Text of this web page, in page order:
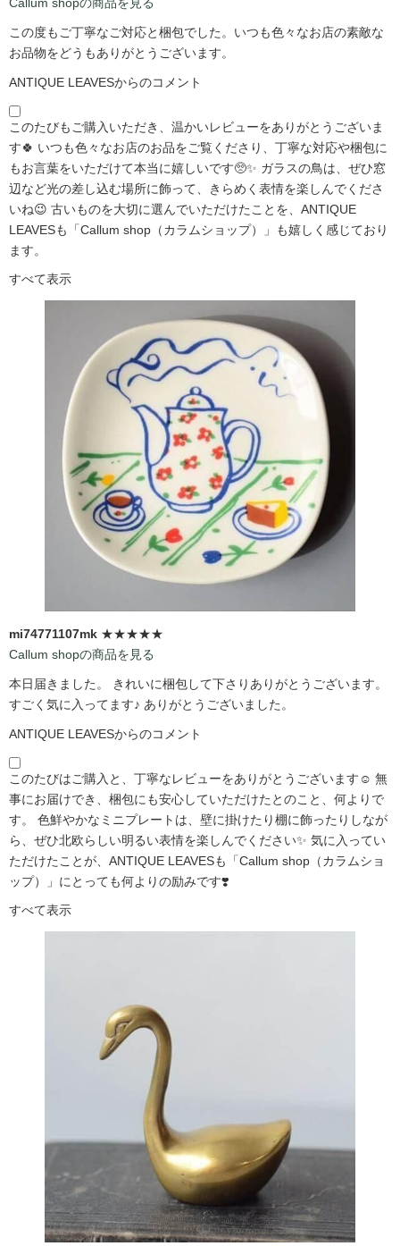
この度もご丁寧なご対応と梱包でした。いつも色々なお店の素敵な
お品物をどうもありがとうございます。
ANTIQUE LEAVESからのコメント
このたびもご購入いただき、温かいレビューをありがとうございま
す🍀 いつも色々なお店のお品をご覧くださり、丁寧な対応や梱包に
もお言葉をいただけて本当に嬉しいです🥺✨ ガラスの鳥は、ぜひ窓
辺など光の差し込む場所に飾って、きらめく表情を楽しんでくださ
いね😉 古いものを大切に選んでいただけたことを、ANTIQUE
LEAVESも「Callum shop（カラムショップ）」も嬉しく感じており
ます。
すべて表示
mi74771107mk ★★★★★
Callum shopの商品を見る
本日届きました。 きれいに梱包して下さりありがとうございます。
すごく気に入ってます♪ ありがとうございました。
ANTIQUE LEAVESからのコメント
このたびはご購入と、丁寧なレビューをありがとうございます☺️ 無
事にお届けでき、梱包にも安心していただけたとのこと、何よりで
す。 色鮮やかなミニプレートは、壁に掛けたり棚に飾ったりしなが
ら、ぜひ北欧らしい明るい表情を楽しんでください✨ 気に入ってい
ただけたことが、ANTIQUE LEAVESも「Callum shop（カラムショ
ップ）」にとっても何よりの励みです❣️
すべて表示